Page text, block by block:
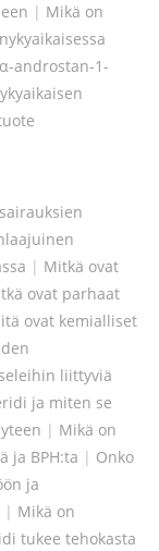
| Mikä on
androstan-1-
| Mitkä ovat
ovat parhaat
ovat kemialliset
liittyviä
ja miten se
| Mikä on
ja BPH:ta | Onko
ja
| Mikä on
tukee tehokasta